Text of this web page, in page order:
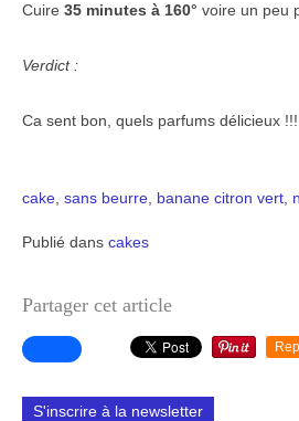
Cuire 35 minutes à 160° voire un peu
Verdict :
Ca sent bon, quels parfums délicieux
cake sans beurre banane citron vert
Publié dans cakes
Partager cet article
S'inscrire à la newsletter